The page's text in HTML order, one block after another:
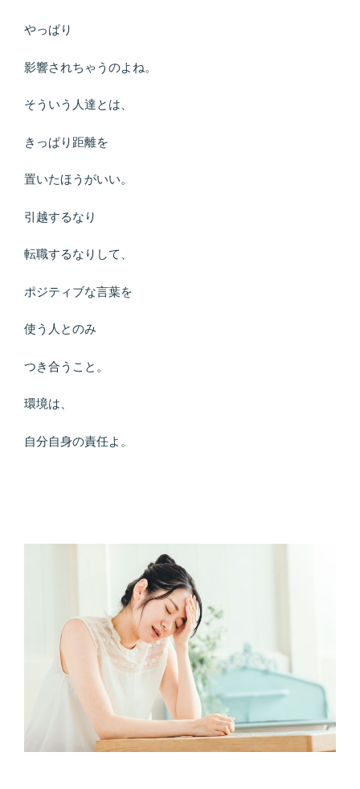
やっぱり
影響されちゃうのよね。
そういう人達とは、
きっぱり距離を
置いたほうがいい。
引越するなり
転職するなりして、
ポジティブな言葉を
使う人とのみ
つき合うこと。
環境は、
自分自身の責任よ。